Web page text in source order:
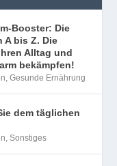
Booster: Die
A bis Z. Die
Alltag und
bekämpfen!
,Gesunde Ernährung
dem täglichen
,Sonstiges